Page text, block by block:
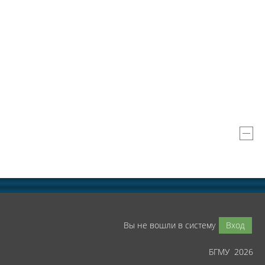
Вы не вошли в систему Вход
БГМУ 2026